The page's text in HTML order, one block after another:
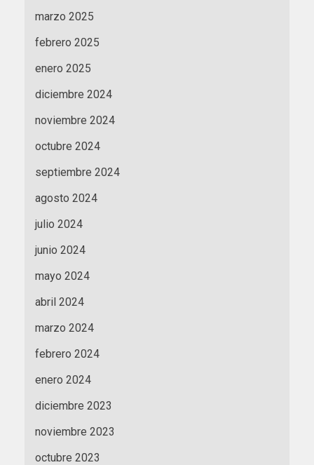
marzo 2025
febrero 2025
enero 2025
diciembre 2024
noviembre 2024
octubre 2024
septiembre 2024
agosto 2024
julio 2024
junio 2024
mayo 2024
abril 2024
marzo 2024
febrero 2024
enero 2024
diciembre 2023
noviembre 2023
octubre 2023